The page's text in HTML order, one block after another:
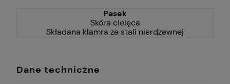
Pasek
Skóra cielęca
Składana klamra ze stali nierdzewnej
Dane techniczne